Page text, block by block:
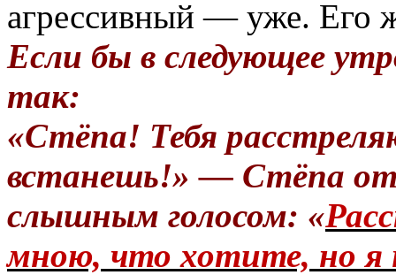
агрессивный — уже. Его
Если бы в следующее
так:
«Стёпа! Тебя
встанешь!» — Стёпа
слышным голосом: «
мною, что хотите, но я